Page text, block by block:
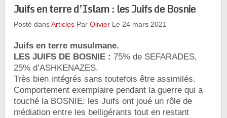
Juifs en terre d’Islam : les Juifs de Bosnie
Posté dansArticles ParOlivier Le 24 mars 2021
Juifs en terre musulmane.
LES JUIFS DE BOSNIE : 75% de SEFARADES,
25% d’ASHKENAZES.
Très bien intégrés sans toutefois être assimilés.
Comportement exemplaire pendant la guerre qui a
touché la BOSNIE: les Juifs ont joué un rôle de
médiation entre les belligérants tout en restant